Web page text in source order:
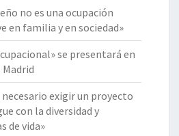
no es una ocupación
en familia y en sociedad»
se presentará en
necesario exigir un proyecto
con la diversidad y
de vida»